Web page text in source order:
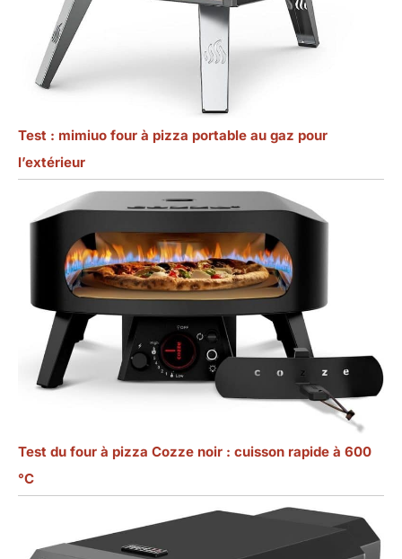
Test : mimiuo four à pizza portable au gaz pour
l’extérieur
Test du four à pizza Cozze noir : cuisson rapide à 600
°C